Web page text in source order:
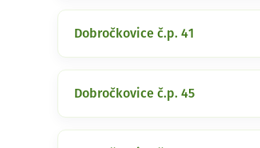
Dobročkovice č.p. 41
Dobročkovice č.p. 45